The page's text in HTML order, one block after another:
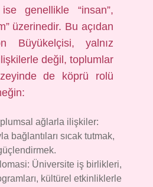
genellikle “insan”,
üzerinedir. Bu açıdan
Büyükelçisi, yalnız
değil, toplumlar
de köprü rolü
ağlarla ilişkiler:
bağlantıları sıcak tutmak,
Üniversite iş birlikleri,
kültürel etkinliklerle